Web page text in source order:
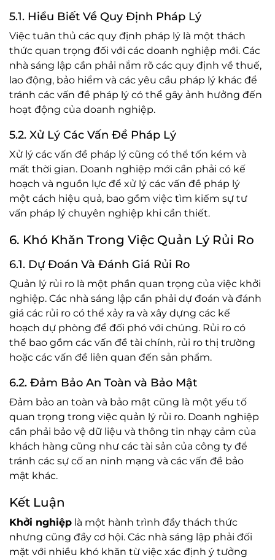
5.1. Hiểu Biết Về Quy Định Pháp Lý
Việc tuân thủ các quy định pháp lý là một thách
thức quan trọng đối với các doanh nghiệp mới. Các
nhà sáng lập cần phải nắm rõ các quy định về thuế,
lao động, bảo hiểm và các yêu cầu pháp lý khác để
tránh các vấn đề pháp lý có thể gây ảnh hưởng đến
hoạt động của doanh nghiệp.
5.2. Xử Lý Các Vấn Đề Pháp Lý
Xử lý các vấn đề pháp lý cũng có thể tốn kém và
mất thời gian. Doanh nghiệp mới cần phải có kế
hoạch và nguồn lực để xử lý các vấn đề pháp lý
một cách hiệu quả, bao gồm việc tìm kiếm sự tư
vấn pháp lý chuyên nghiệp khi cần thiết.
6. Khó Khăn Trong Việc Quản Lý Rủi Ro
6.1. Dự Đoán Và Đánh Giá Rủi Ro
Quản lý rủi ro là một phần quan trọng của việc khởi
nghiệp. Các nhà sáng lập cần phải dự đoán và đánh
giá các rủi ro có thể xảy ra và xây dựng các kế
hoạch dự phòng để đối phó với chúng. Rủi ro có
thể bao gồm các vấn đề tài chính, rủi ro thị trường
hoặc các vấn đề liên quan đến sản phẩm.
6.2. Đảm Bảo An Toàn và Bảo Mật
Đảm bảo an toàn và bảo mật cũng là một yếu tố
quan trọng trong việc quản lý rủi ro. Doanh nghiệp
cần phải bảo vệ dữ liệu và thông tin nhạy cảm của
khách hàng cũng như các tài sản của công ty để
tránh các sự cố an ninh mạng và các vấn đề bảo
mật khác.
Kết Luận
Khởi nghiệp là một hành trình đầy thách thức
nhưng cũng đầy cơ hội. Các nhà sáng lập phải đối
mặt với nhiều khó khăn từ việc xác định ý tưởng